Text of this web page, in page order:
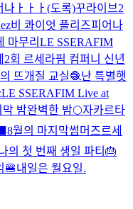
나ㅏㅏㅏ(도록)꾸라이브2
비 콰이엇 플리즈피어나
마무리 LE SSERAFIM
2회 르세라핌 컴퍼니 신년
뜨개질 교실🧶난 특별햇
LE SSERAFIM Live at
밤완벽한 밤🌕자카르타
8월의 마지막썸머즈 르세
의 첫 번째 생일 파티🎂
🍔내일은 월요일.